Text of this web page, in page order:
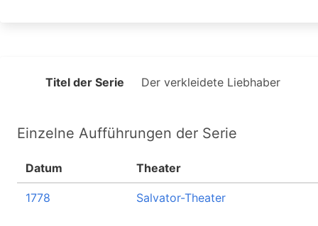
Titel der Serie Der verkleidete Liebhaber
Einzelne Aufführungen der Serie
Datum Theater
1778 Salvator-Theater